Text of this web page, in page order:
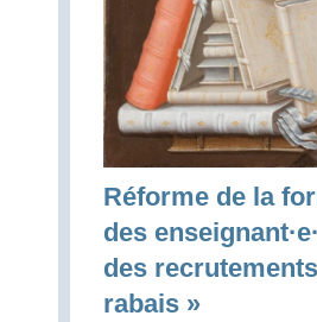
Réforme de la
des
des
rabais »